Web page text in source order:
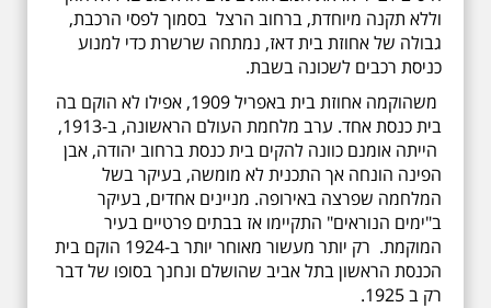
וללא תקנה מיוחדת, ברחוב הרצל בסמוך לפסי הרכבת,
גבולה של אחוזת בית דאז, נמתחה שרשרת כדי למנוע
כניסת רכבים לשכונה בשבת.
משהוקמה אחוזת בית באפריל 1909, אפילו לא הוקם בה
בית כנסת אחד. ערב מלחמת העולם הראשונה, ב-1913,
הייתה אומנם כוונה להקים בית כנסת ברחוב יהודה, אבן
הפינה הונחה אך התכנית לא מומשה, בעיקר בשל
המלחמה שפרצה באירופה. מניינים אחדים, בעיקר
ב"ימים הנוראים" התקיימו אז בבתים פרטיים בעיר
המוקמת. רק יותר מעשור מאוחר יותר ב-1924 הוקם בית
הכנסת הראשון בתל אביב שהושלם ונחנך בסופו של דבר
רק ב 1925.